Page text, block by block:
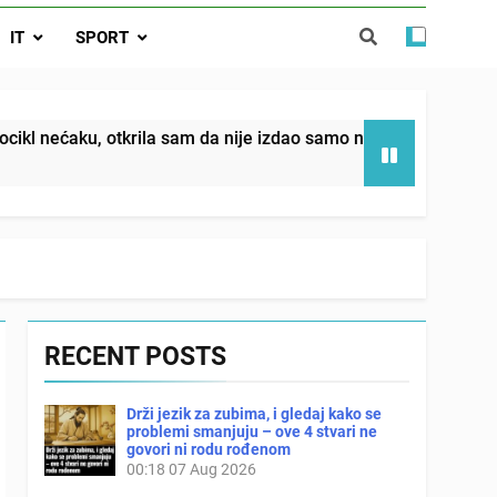
nije izdao samo našu kćer, nego je
sin već sutradan oženio ljubavnicom,
i da iza bolničkog stakla već čekaju
IT SPORT
sam da nije izdao samo našu kćer, nego je svojim
RECENT POSTS
Drži jezik za zubima, i gledaj kako se
problemi smanjuju – ove 4 stvari ne
govori ni rodu rođenom
00:18 07 Aug 2026